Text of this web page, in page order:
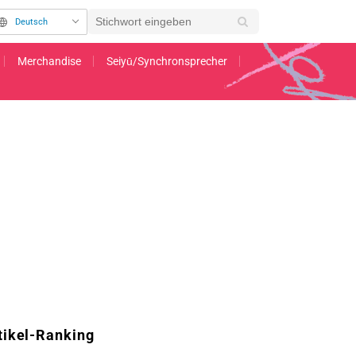
Deutsch
Merchandise
Seiyū/Synchronsprecher
von „Rent-a-Girlfriend“ veröffentlicht
Ranking